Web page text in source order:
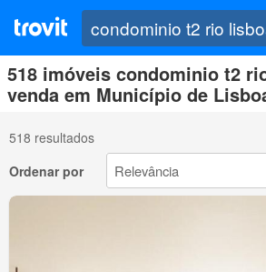
518 imóveis condominio t2
venda em Município de
518 resultados
Ordenar por